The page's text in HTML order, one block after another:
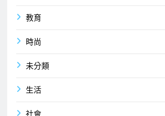
教育
時尚
未分類
生活